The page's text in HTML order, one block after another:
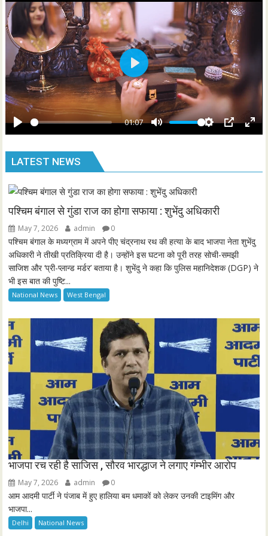
n
g
s
f
e
e
P
l
a
01:07
M
S
n
s
P
E
l
s
e
n
P
l
a
y
LATEST NEWS
पश्चिम बंगाल से गुंडा राज का होगा सफाया : शुभेंदु अधिकारी
May 7, 2026 admin 0
पश्चिम बंगाल के मध्यग्राम में अपने पीए चंद्रनाथ रथ की हत्या के बाद भाजपा नेता शुभेंदु
अधिकारी ने तीखी प्रतिक्रिया दी है। उन्होंने इस घटना को पूरी तरह सोची-समझी
साजिश और ‘प्री-प्लान्ड मर्डर’ बताया है। शुभेंदु ने कहा कि पुलिस महानिदेशक (DGP) ने
भी इस बात की पुष्टि...
National News West Bengal
भाजपा रच रही है साजिस , सौरव भारद्धाज ने लगाए गंम्भीर आरोप
May 7, 2026 admin 0
आम आदमी पार्टी ने पंजाब में हुए हालिया बम धमाकों को लेकर उनकी टाइमिंग और
भाजपा...
Delhi National News